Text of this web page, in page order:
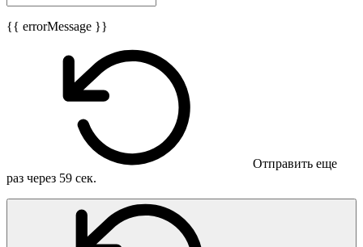
{{ errorMessage }}
Отправить еще
раз через 59 сек.